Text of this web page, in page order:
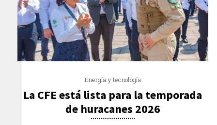
Energía y tecnología
La CFE está lista para la temporada
de huracanes 2026